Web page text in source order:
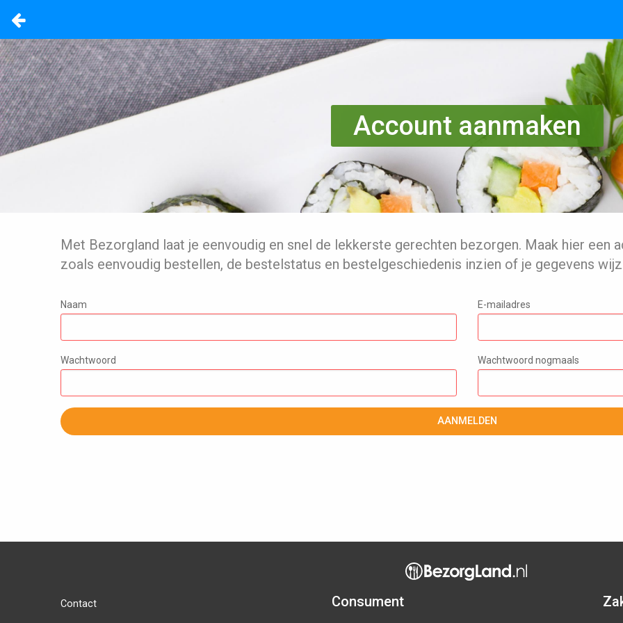
Account aanmaken
Met Bezorgland laat je eenvoudig en snel de lekkerste gerechten bezorgen. Maak hier een
zoals eenvoudig bestellen, de bestelstatus en bestelgeschiedenis inzien of je gegevens
Naam E-mailadres
Wachtwoord Wachtwoord nogmaals
AANMELDEN
Contact Consument